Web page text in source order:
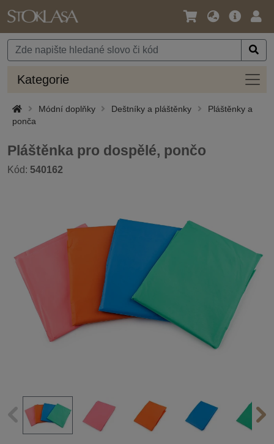
Jazyk
Měna
Hlavní
Kategorie
Módní doplňky Deštníky a pláštěnky
Pláštěnky a
ponča
Pláštěnka pro dospělé, pončo
Kód: 540162